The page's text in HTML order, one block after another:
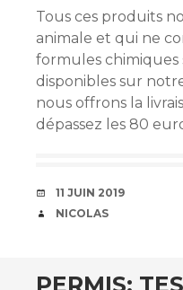
Tous ces produits
animale et qui ne
formules chimiques
disponibles sur
nous offrons la
dépassez les 80
DATE
11 JUIN 2019
AUTEUR
NICOLAS